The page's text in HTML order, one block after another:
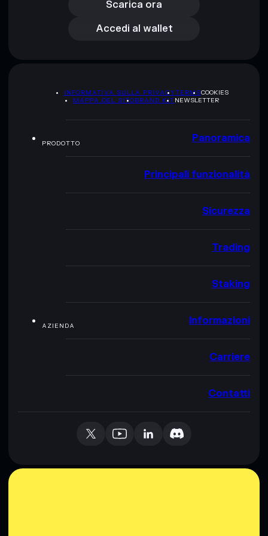
Scarica ora
Accedi al wallet
Accedi al wallet
INFORMATIVA SULLA PRIVACYTERMSCOOKIES
MAPPA DEL SITOBRAND KITNEWSLETTER
PRODOTTO Panoramica
Principali funzionalità
Sicurezza
Trading
Staking
AZIENDA Informazioni
Carriere
Contatti